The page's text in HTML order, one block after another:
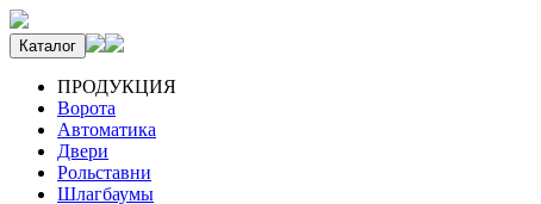
Каталог
ПРОДУКЦИЯ
Ворота
Автоматика
Двери
Рольставни
Шлагбаумы